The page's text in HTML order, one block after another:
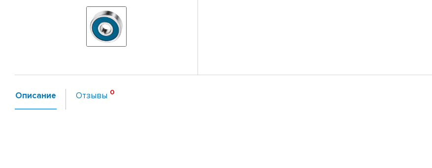
Описание Отзывы